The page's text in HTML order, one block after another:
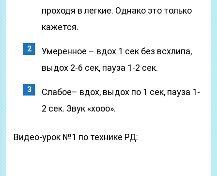
проходя в легкие. Однако это только
кажется.
Умеренное – вдох 1 сек без всхлипа,
выдох 2-6 сек, пауза 1-2 сек.
Слабое– вдох, выдох по 1 сек, пауза 1-
2 сек. Звук «хооо».
Видео-урок №1 по технике РД: